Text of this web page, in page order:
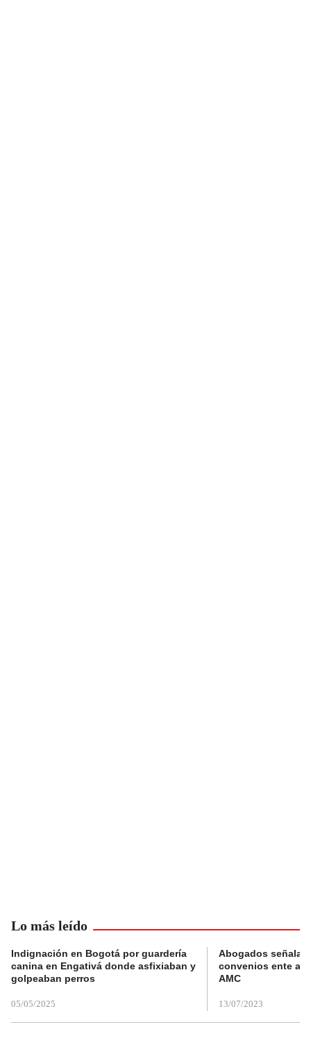
Lo más leído
Indignación en Bogotá por guardería
canina en Engativá donde asfixiaban y
golpeaban perros
05/05/2025
Abogados
convenios ente
AMC
13/07/2023